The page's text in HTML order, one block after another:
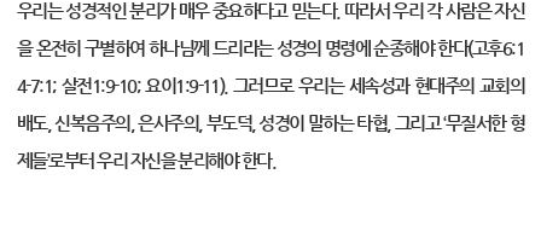
우리는 성경적인 분리가 매우 중요하다고 믿는다. 따라서 우리 각 사람은 자신
을 온전히 구별하여 하나님께 드리라는 성경의 명령에 순종해야 한다(고후6:1
4-7:1; 살전1:9-10; 요이1:9-11). 그러므로 우리는 세속성과 현대주의 교회의
배도, 신복음주의, 은사주의, 부도덕, 성경이 말하는 타협, 그리고 ‘무질서한 형
제들’로부터 우리 자신을 분리해야 한다.